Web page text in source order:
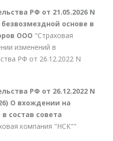
РФ от 21.05.2026 N
основе в
ООО "Страховая
изменений в
РФ от 26.12.2022 N
РФ от 26.12.2022 N
О вхождении на
состав совета
компания "НСК""